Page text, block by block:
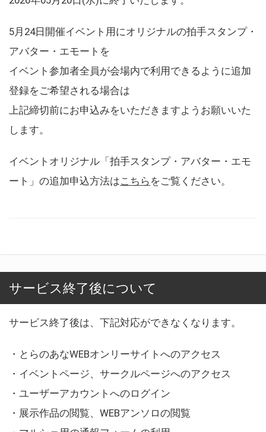
5月24日開催イベント用にオリジナルの拍手スタンプ・
アバター・エモートを
イベント参加者全員が会場内で利用できるように追加
登録をご希望される場合は
上記締切前にお申込みをいただきますようお願いいた
します。
イベントオリジナル「拍手スタンプ・アバター・エモ
ート」の追加申込方法はこちら をご覧ください。
サービス終了後について
サービス終了後は、下記対応ができなくなります。
・とらのあなWEBオンリーサイトへのアクセス
・イベントページ、サークルページへのアクセス
・ユーザーアカウントへのログイン
・展示作品の閲覧、WEBアンソロの閲覧